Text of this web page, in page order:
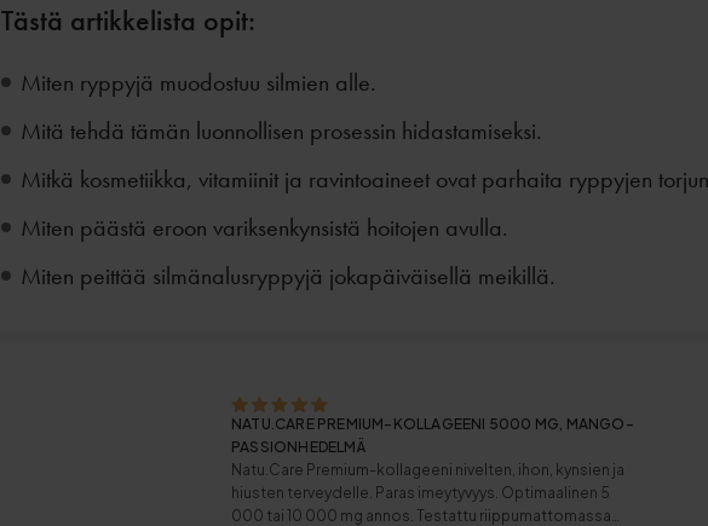
Tästä artikkelista opit:
Miten ryppyjä muodostuu silmien alle.
Mitä tehdä tämän luonnollisen prosessin hidastamiseksi.
Mitkä kosmetiikka, vitamiinit ja ravintoaineet ovat parhaita ryppyjen
Miten päästä eroon variksenkynsistä hoitojen avulla.
Miten peittää silmänalusryppyjä jokapäiväisellä meikillä.
NATU.CARE PREMIUM-KOLLAGEENI 5000 MG, MANGO-
PASSIONHEDELMÄ
Natu.Care Premium-kollageeni nivelten, ihon, kynsien ja
hiusten terveydelle. Paras imeytyvyys. Optimaalinen 5
000 tai 10 000 mg annos. Testattu riippumattomassa